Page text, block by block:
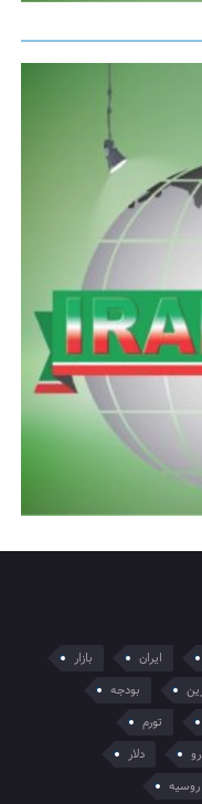
ایران
بازار
بودجه
تورم
دلار
روسیه